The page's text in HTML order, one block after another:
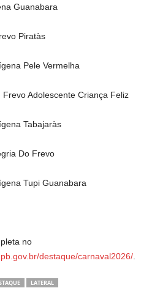
Guanabara
Piratàs
Pele Vermelha
Adolescente Criança Feliz
Tabajaràs
Do Frevo
Tupi Guanabara
no
br/destaque/carnaval2026/.
LATERAL